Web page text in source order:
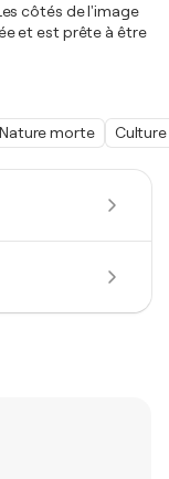
côtés de l'image
et est prête à être
Nature morte